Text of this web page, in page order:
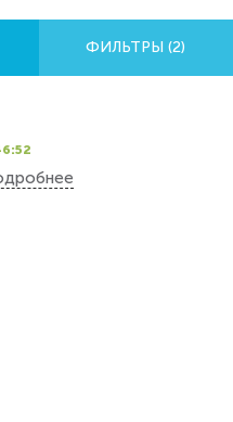
ФИЛЬТРЫ (2)